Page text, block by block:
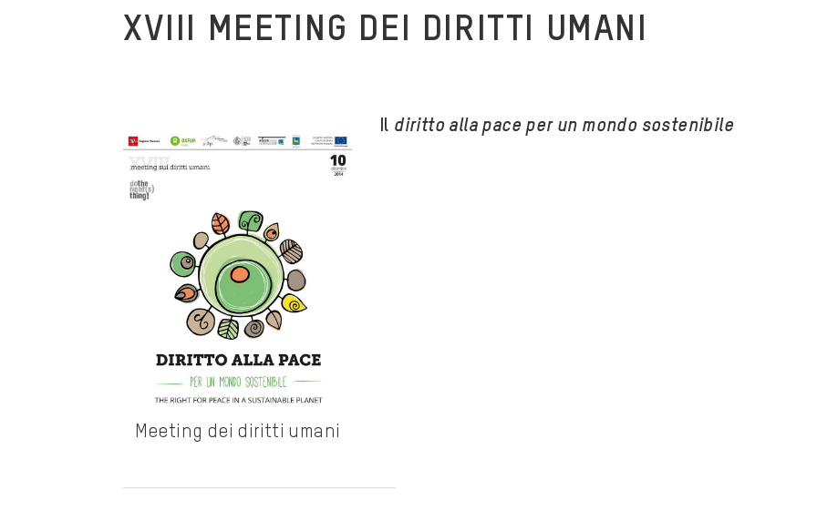
XVIII MEETING DEI DIRITTI UMANI
Meeting dei diritti umani
Il diritto alla pace per un mondo sostenibile